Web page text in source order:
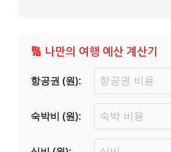
🔢 나만의 여행 예산 계산기
항공권 (원):
숙박비 (원):